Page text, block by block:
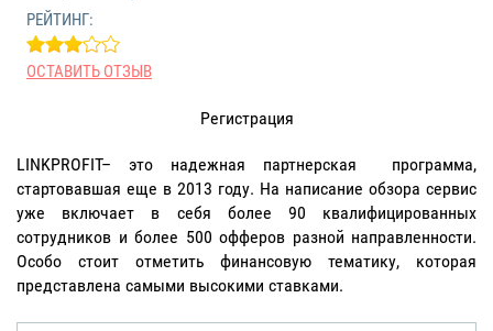
РЕЙТИНГ:
ОСТАВИТЬ ОТЗЫВ
Регистрация
LINKPROFIT– это надежная партнерская программа,
стартовавшая еще в 2013 году. На написание обзора сервис
уже включает в себя более 90 квалифицированных
сотрудников и более 500 офферов разной направленности.
Особо стоит отметить финансовую тематику, которая
представлена самыми высокими ставками.